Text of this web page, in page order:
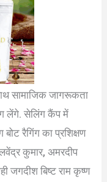
सामाजिक जागरूकता
लेंगे. सेलिंग कैंप में
रैगिंग का प्रशिक्षण
कुमार, अमरदीप
जगदीश बिष्ट राम कृष्ण